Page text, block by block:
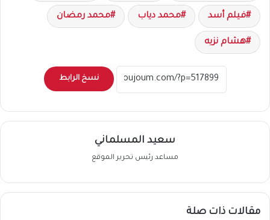
فيلم أسد محمد دياب محمد رمضان
هشام نزيه
نسخ الرابط
سعيد المسلماني
مساعد رئيس تحرير الموقع
مقالات ذات صلة